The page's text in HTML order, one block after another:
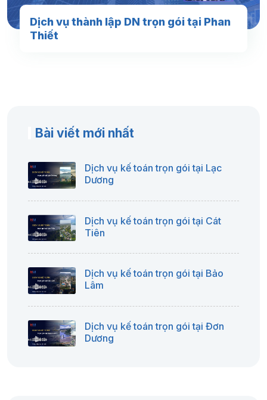
Dịch vụ thành lập DN trọn gói tại Phan
Thiết
Bài viết mới nhất
Dịch vụ kế toán trọn gói tại Lạc
Dương
Dịch vụ kế toán trọn gói tại Cát
Tiên
Dịch vụ kế toán trọn gói tại Bảo
Lâm
Dịch vụ kế toán trọn gói tại Đơn
Dương